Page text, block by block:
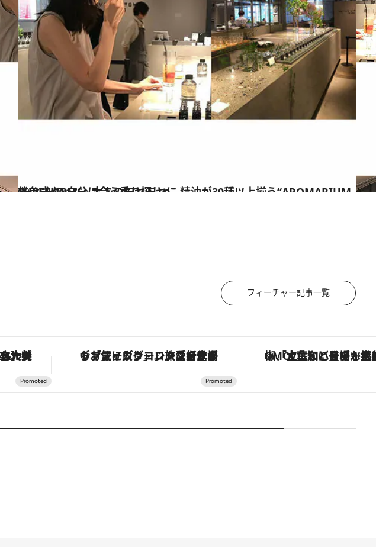
2024.8.4
倦怠感やPMS…大人のモヤモヤに 精油が30種以上揃う“AROMARIUM THREE”で自分に合う香り探しへ
ビューティ＆ヘルス
フィーチャー記事一覧
【銀座で出合う最旬美容】美髪ケアや上質な眠り…セルフケアのアップデートから、特別な名入れギフトまで。大人のための「ReFa GINZA」クルーズ ヴァシュロン・コンスタンタン「オーヴァーシーズ・オートマティック」。旅愛好家のお気に入りコレクションから、ジェンダーレスな新作が登場 「土佐和ハーブかき氷」がOMO7高知に登場！生姜、山椒